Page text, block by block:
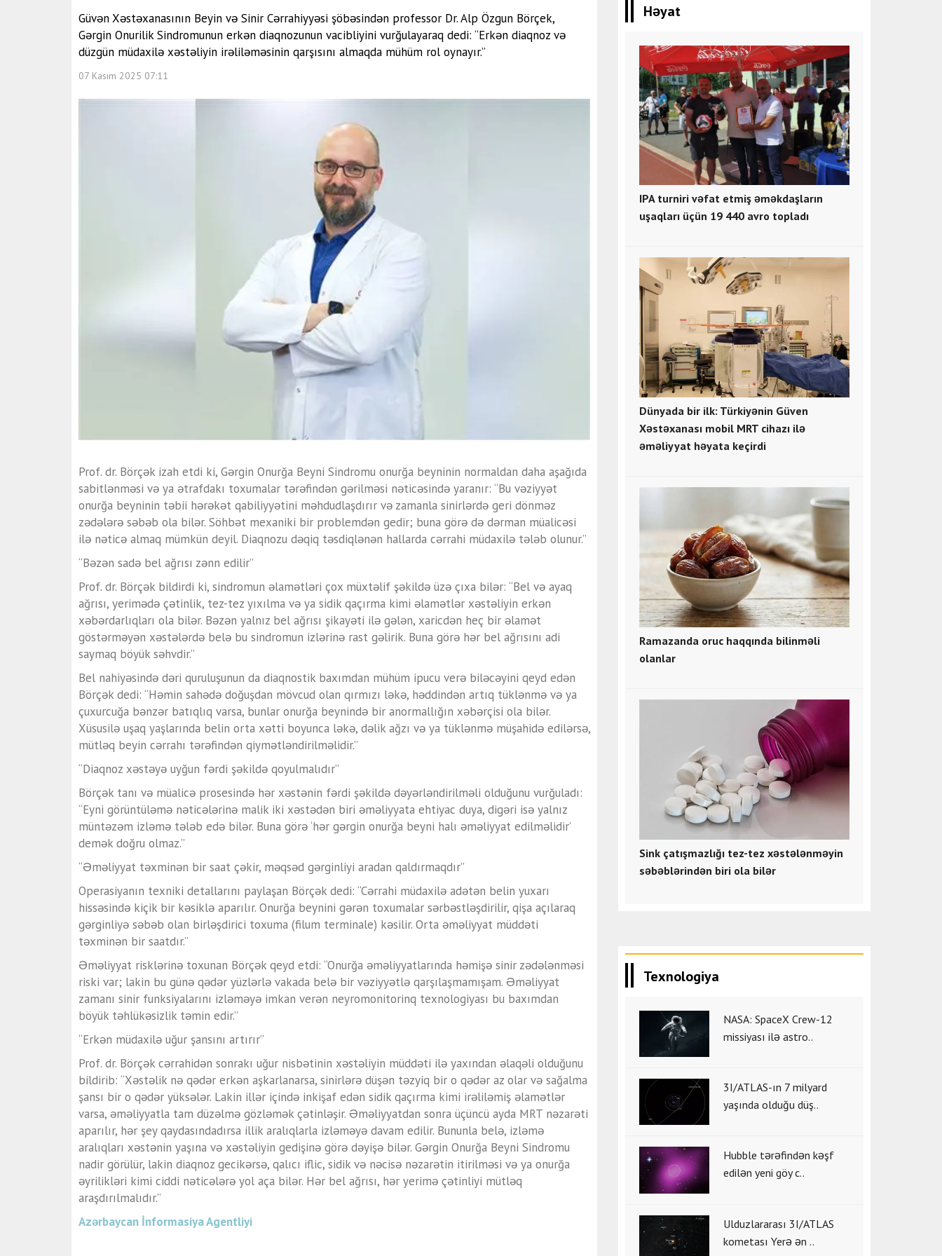
Güvən Xəstəxanasının Beyin və Sinir Cərrahiyyəsi şöbəsindən professor Dr. Alp Özgun Börçek,
Gərgin Onurilik Sindromunun erkən diaqnozunun vacibliyini vurğulayaraq dedi: “Erkən diaqnoz və
düzgün müdaxilə xəstəliyin irəliləməsinin qarşısını almaqda mühüm rol oynayır.”
07 Kasım 2025 07:11
Prof. dr. Börçək izah etdi ki, Gərgin Onurğa Beyni Sindromu onurğa beyninin normaldan daha aşağıda
sabitlənməsi və ya ətrafdakı toxumalar tərəfindən gərilməsi nəticəsində yaranır: “Bu vəziyyət
onurğa beyninin təbii hərəkət qabiliyyətini məhdudlaşdırır və zamanla sinirlərdə geri dönməz
zədələrə səbəb ola bilər. Söhbət mexaniki bir problemdən gedir; buna görə də dərman müalicəsi
ilə nəticə almaq mümkün deyil. Diaqnozu dəqiq təsdiqlənən hallarda cərrahi müdaxilə tələb olunur.”
“Bəzən sadə bel ağrısı zənn edilir”
Prof. dr. Börçək bildirdi ki, sindromun əlamətləri çox müxtəlif şəkildə üzə çıxa bilər: “Bel və ayaq
ağrısı, yerimədə çətinlik, tez-tez yıxılma və ya sidik qaçırma kimi əlamətlər xəstəliyin erkən
xəbərdarlıqları ola bilər. Bəzən yalnız bel ağrısı şikayəti ilə gələn, xaricdən heç bir əlamət
göstərməyən xəstələrdə belə bu sindromun izlərinə rast gəlirik. Buna görə hər bel ağrısını adi
saymaq böyük səhvdir.”
Bel nahiyəsində dəri quruluşunun da diaqnostik baxımdan mühüm ipucu verə biləcəyini qeyd edən
Börçək dedi: “Həmin sahədə doğuşdan mövcud olan qırmızı ləkə, həddindən artıq tüklənmə və ya
çuxurcuğa bənzər batıqlıq varsa, bunlar onurğa beynində bir anormallığın xəbərçisi ola bilər.
Xüsusilə uşaq yaşlarında belin orta xətti boyunca ləkə, dəlik ağzı və ya tüklənmə müşahidə edilərsə,
mütləq beyin cərrahı tərəfindən qiymətləndirilməlidir.”
“Diaqnoz xəstəyə uyğun fərdi şəkildə qoyulmalıdır”
Börçək tanı və müalicə prosesində hər xəstənin fərdi şəkildə dəyərləndirilməli olduğunu vurğuladı:
“Eyni görüntüləmə nəticələrinə malik iki xəstədən biri əməliyyata ehtiyac duya, digəri isə yalnız
müntəzəm izləmə tələb edə bilər. Buna görə ‘hər gərgin onurğa beyni halı əməliyyat edilməlidir’
demək doğru olmaz.”
“Əməliyyat təxminən bir saat çəkir, məqsəd gərginliyi aradan qaldırmaqdır”
Operasiyanın texniki detallarını paylaşan Börçək dedi: “Cərrahi müdaxilə adətən belin yuxarı
hissəsində kiçik bir kəsiklə aparılır. Onurğa beynini gərən toxumalar sərbəstləşdirilir, qişa açılaraq
gərginliyə səbəb olan birləşdirici toxuma (filum terminale) kəsilir. Orta əməliyyat müddəti
təxminən bir saatdır.”
Əməliyyat risklərinə toxunan Börçək qeyd etdi: “Onurğa əməliyyatlarında həmişə sinir zədələnməsi
riski var; lakin bu günə qədər yüzlərlə vakada belə bir vəziyyətlə qarşılaşmamışam. Əməliyyat
zamanı sinir funksiyalarını izləməyə imkan verən neyromonitorinq texnologiyası bu baxımdan
böyük təhlükəsizlik təmin edir.”
“Erkən müdaxilə uğur şansını artırır”
Prof. dr. Börçək cərrahidən sonrakı uğur nisbətinin xəstəliyin müddəti ilə yaxından əlaqəli olduğunu
bildirib: “Xəstəlik nə qədər erkən aşkarlanarsa, sinirlərə düşən təzyiq bir o qədər az olar və sağalma
şansı bir o qədər yüksələr. Lakin illər içində inkişaf edən sidik qaçırma kimi irəliləmiş əlamətlər
varsa, əməliyyatla tam düzəlmə gözləmək çətinləşir. Əməliyyatdan sonra üçüncü ayda MRT nəzarəti
aparılır, hər şey qaydasındadırsa illik aralıqlarla izləməyə davam edilir. Bununla belə, izləmə
aralıqları xəstənin yaşına və xəstəliyin gedişinə görə dəyişə bilər. Gərgin Onurğa Beyni Sindromu
nadir görülür, lakin diaqnoz gecikərsə, qalıcı iflic, sidik və nəcisə nəzarətin itirilməsi və ya onurğa
əyrilikləri kimi ciddi nəticələrə yol aça bilər. Hər bel ağrısı, hər yerimə çətinliyi mütləq
araşdırılmalıdır.”
Azərbaycan İnformasiya Agentliyi
Həyat
IPA turniri vəfat etmiş əməkdaşların
uşaqları üçün 19 440 avro topladı
Dünyada bir ilk: Türkiyənin Güven
Xəstəxanası mobil MRT cihazı ilə
əməliyyat həyata keçirdi
Ramazanda oruc haqqında bilinməli
olanlar
Sink çatışmazlığı tez-tez xəstələnməyin
səbəblərindən biri ola bilər
Texnologiya
NASA: SpaceX Crew-12
missiyası ilə astro..
3I/ATLAS-ın 7 milyard
yaşında olduğu düş..
Hubble tərəfindən kəşf
edilən yeni göy c..
Ulduzlararası 3I/ATLAS
kometası Yerə ən ..